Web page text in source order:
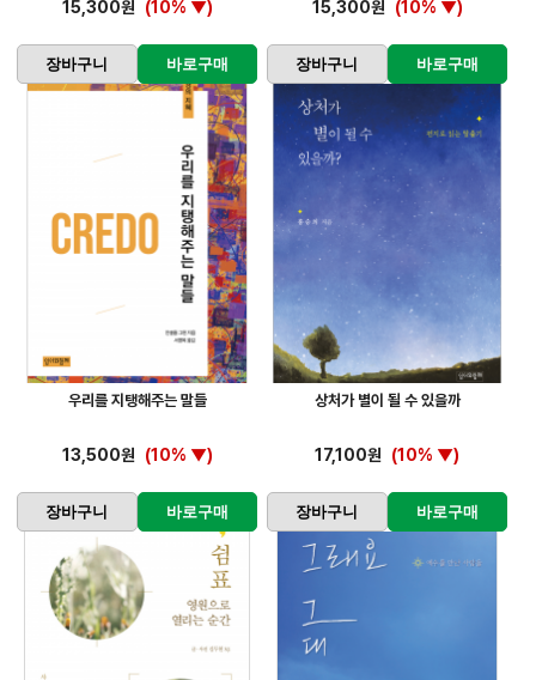
15,300원 (10% ▼)
장바구니 바로구매
15,300원 (10% ▼)
장바구니 바로구매
우리를 지탱해주는 말들
13,500원 (10% ▼)
장바구니 바로구매
상처가 별이 될 수 있을까
17,100원 (10% ▼)
장바구니 바로구매